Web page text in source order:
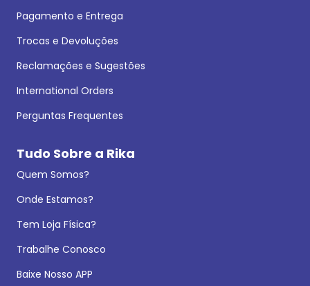
Pagamento e Entrega
Trocas e Devoluções
Reclamações e Sugestões
International Orders
Perguntas Frequentes
Tudo Sobre a Rika
Quem Somos?
Onde Estamos?
Tem Loja Física?
Trabalhe Conosco
Baixe Nosso APP